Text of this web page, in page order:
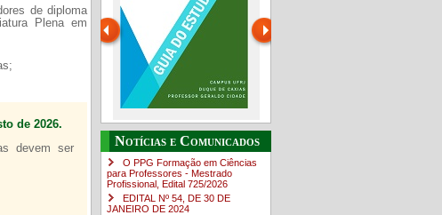
de diploma
Plena em
de 2026.
devem ser
Guia do estudante
Notícias e Comunicados
O PPG Formação em Ciências
para Professores - Mestrado
Profissional, Edital ​725/202​6
EDITAL Nº 54, DE 30 DE
JANEIRO DE 2024